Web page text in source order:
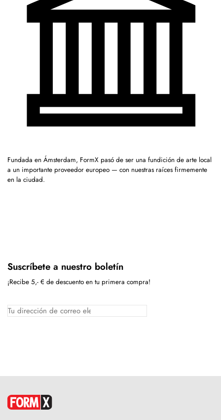
Fundada en Ámsterdam, FormX pasó de ser una fundición de arte local
a un importante proveedor europeo — con nuestras raíces firmemente
en la ciudad.
Suscríbete a nuestro boletín
¡Recibe 5,- € de descuento en tu primera compra!